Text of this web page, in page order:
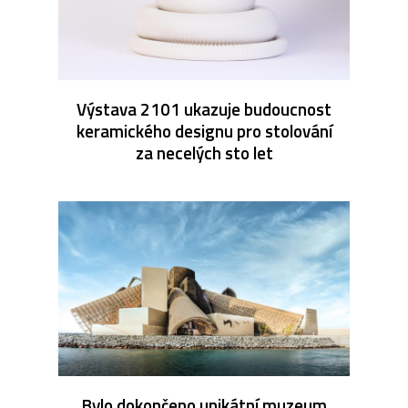
Výstava 2101 ukazuje budoucnost
keramického designu pro stolování
za necelých sto let